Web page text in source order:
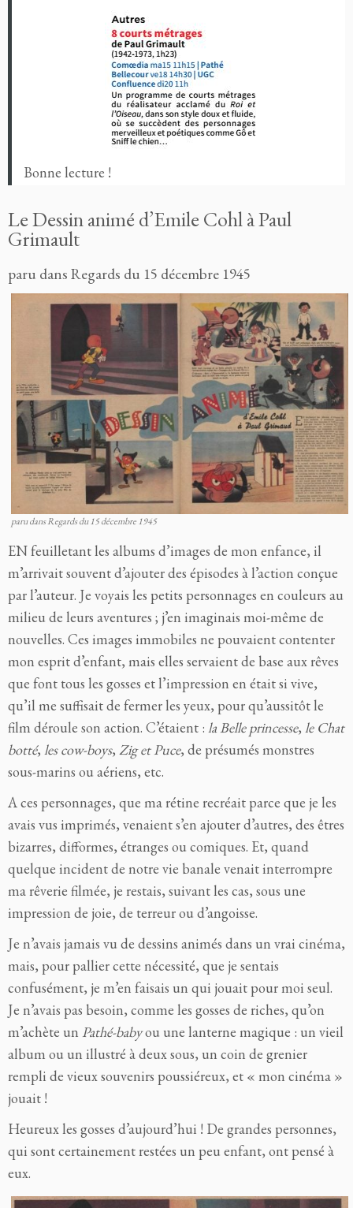
Bonne lecture !
Le Dessin animé d’Emile Cohl à Paul
Grimault
paru dans Regards du 15 décembre 1945
paru dans Regards du 15 décembre 1945
EN feuilletant les albums d’images de mon enfance, il
m’arrivait souvent d’ajouter des épisodes à l’action conçue
par l’auteur. Je voyais les petits personnages en couleurs au
milieu de leurs aventures ; j’en imaginais moi-même de
nouvelles. Ces images immobiles ne pouvaient contenter
mon esprit d’enfant, mais elles servaient de base aux rêves
que font tous les gosses et l’impression en était si vive,
qu’il me suffisait de fermer les yeux, pour qu’aussitôt le
film déroule son action. C’étaient : la Belle princesse, le Chat
botté, les cow-boys, Zig et Puce, de présumés monstres
sous-marins ou aériens, etc.
A ces personnages, que ma rétine recréait parce que je les
avais vus imprimés, venaient s’en ajouter d’autres, des êtres
bizarres, difformes, étranges ou comiques. Et, quand
quelque incident de notre vie banale venait interrompre
ma rêverie filmée, je restais, suivant les cas, sous une
impression de joie, de terreur ou d’angoisse.
Je n’avais jamais vu de dessins animés dans un vrai cinéma,
mais, pour pallier cette nécessité, que je sentais
confusément, je m’en faisais un qui jouait pour moi seul.
Je n’avais pas besoin, comme les gosses de riches, qu’on
m’achète un Pathé-babyou une lanterne magique : un vieil
album ou un illustré à deux sous, un coin de grenier
rempli de vieux souvenirs poussiéreux, et « mon cinéma »
jouait !
Heureux les gosses d’aujourd’hui ! De grandes personnes,
qui sont certainement restées un peu enfant, ont pensé à
eux.